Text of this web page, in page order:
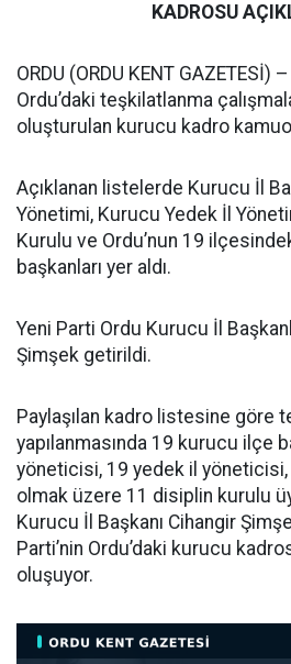
KADROSU
ORDU (ORDU KENT GAZETESİ)
Ordu’daki teşkilatlanma
oluşturulan kurucu kadro
Açıklanan listelerde Kurucu İl
Yönetimi, Kurucu Yedek İl
Kurulu ve Ordu’nun 19
başkanları yer aldı.
Yeni Parti Ordu Kurucu İl
Şimşek getirildi.
Paylaşılan kadro listesine göre
yapılanmasında 19 kurucu ilçe
yöneticisi, 19 yedek il
olmak üzere 11 disiplin kurulu
Kurucu İl Başkanı Cihangir
Parti’nin Ordu’daki kurucu
oluşuyor.